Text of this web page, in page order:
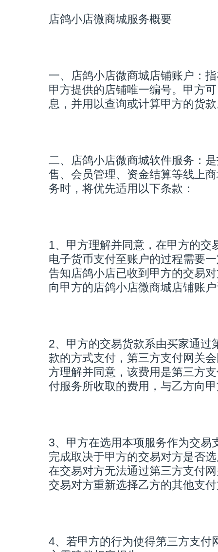
店鸽小店微商城服务概要
一、店鸽小店微商城店铺账户：
甲方提供的店铺唯一编号。甲方
息，并用以查询或计算甲方的货
二、店鸽小店微商城软件服务：
售、会员管理、资金结算等线上
务时，将优先适用以下条款：
1、甲方理解并同意，在甲方的交
电子货币支付至账户的过程需要
告知店鸽小店已收到甲方的交易
向甲方的店鸽小店微商城店铺账
2、甲方的交易货款系由买家通过
款的方式支付，第三方支付网关
方理解并同意，该费用是第三方
付服务所收取的费用，与乙方向
3、甲方在选用本项服务作为交易
完成取决于甲方的交易对方是否
在交易对方无法通过第三方支付
交易对方重新选择乙方的其他支
4、若甲方的行为使得第三方支付